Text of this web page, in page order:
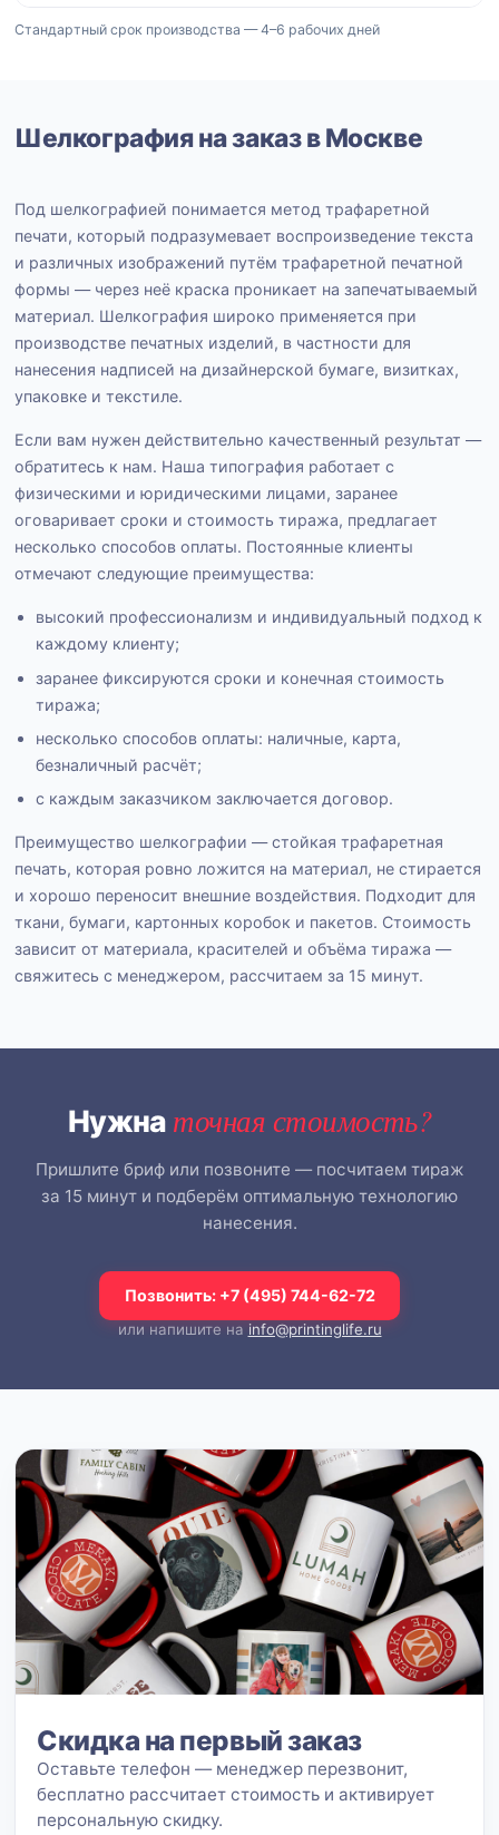
Стандартный срок производства — 4–6 рабочих дней
Шелкография на заказ в Москве
Под шелкографией понимается метод трафаретной
печати, который подразумевает воспроизведение текста
и различных изображений путём трафаретной печатной
формы — через неё краска проникает на запечатываемый
материал. Шелкография широко применяется при
производстве печатных изделий, в частности для
нанесения надписей на дизайнерской бумаге, визитках,
упаковке и текстиле.
Если вам нужен действительно качественный результат —
обратитесь к нам. Наша типография работает с
физическими и юридическими лицами, заранее
оговаривает сроки и стоимость тиража, предлагает
несколько способов оплаты. Постоянные клиенты
отмечают следующие преимущества:
высокий профессионализм и индивидуальный подход к
каждому клиенту;
заранее фиксируются сроки и конечная стоимость
тиража;
несколько способов оплаты: наличные, карта,
безналичный расчёт;
с каждым заказчиком заключается договор.
Преимущество шелкографии — стойкая трафаретная
печать, которая ровно ложится на материал, не стирается
и хорошо переносит внешние воздействия. Подходит для
ткани, бумаги, картонных коробок и пакетов. Стоимость
зависит от материала, красителей и объёма тиража —
свяжитесь с менеджером, рассчитаем за 15 минут.
Нужна точная стоимость?
Пришлите бриф или позвоните — посчитаем тираж
за 15 минут и подберём оптимальную технологию
нанесения.
Позвонить: +7 (495) 744-62-72
или напишите на info@printinglife.ru
Скидка на первый заказ
Оставьте телефон — менеджер перезвонит,
бесплатно рассчитает стоимость и активирует
персональную скидку.